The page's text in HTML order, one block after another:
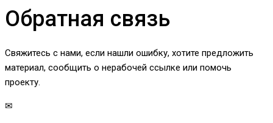
Обратная связь
Свяжитесь с нами, если нашли ошибку, хотите предложить
материал, сообщить о нерабочей ссылке или помочь
проекту.
✉